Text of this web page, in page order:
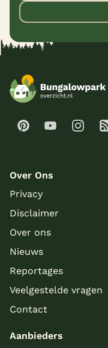
Over Ons
Privacy
Disclaimer
Over ons
Nieuws
Reportages
Veelgestelde vragen
Contact
Aanbieders